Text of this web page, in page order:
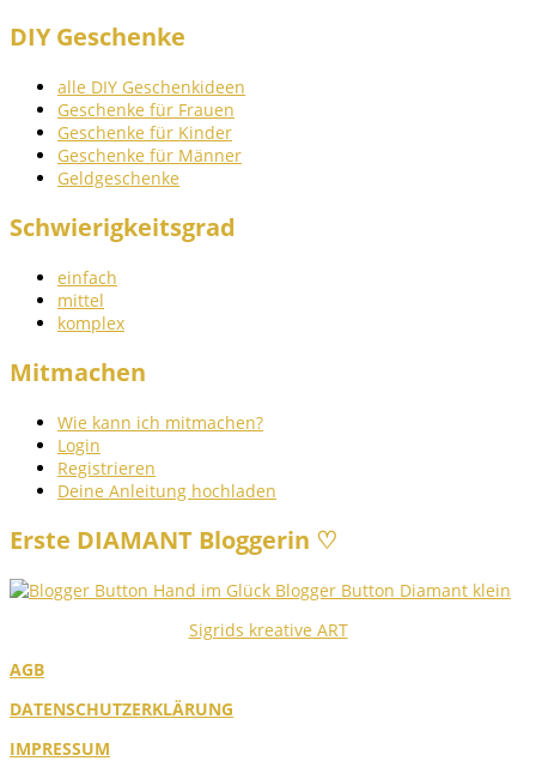
DIY Geschenke
alle DIY Geschenkideen
Geschenke für Frauen
Geschenke für Kinder
Geschenke für Männer
Geldgeschenke
Schwierigkeitsgrad
einfach
mittel
komplex
Mitmachen
Wie kann ich mitmachen?
Login
Registrieren
Deine Anleitung hochladen
Erste DIAMANT Bloggerin ♡
Sigrids kreative ART
AGB
DATENSCHUTZERKLÄRUNG
IMPRESSUM